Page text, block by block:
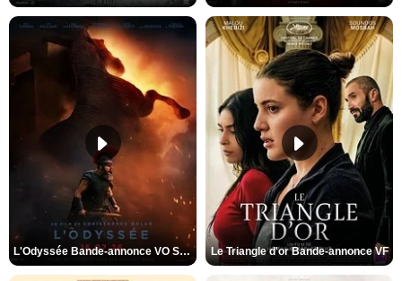
L'Odyssée Bande-annonce VO STFR Le Triangle d'or Bande-annonce VF